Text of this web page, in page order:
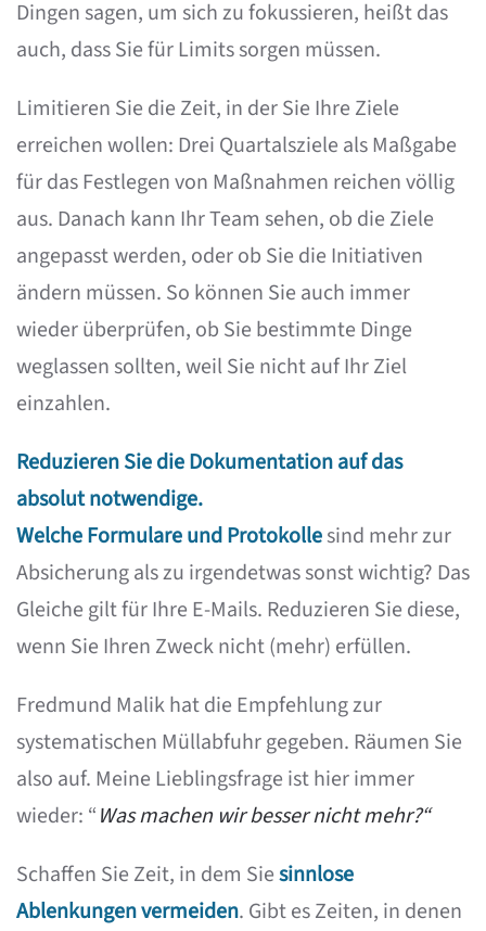
Dingen sagen, um sich zu fokussieren, heißt das
auch, dass Sie für Limits sorgen müssen.
Limitieren Sie die Zeit, in der Sie Ihre Ziele
erreichen wollen: Drei Quartalsziele als Maßgabe
für das Festlegen von Maßnahmen reichen völlig
aus. Danach kann Ihr Team sehen, ob die Ziele
angepasst werden, oder ob Sie die Initiativen
ändern müssen. So können Sie auch immer
wieder überprüfen, ob Sie bestimmte Dinge
weglassen sollten, weil Sie nicht auf Ihr Ziel
einzahlen.
Reduzieren Sie die Dokumentation auf das
absolut notwendige.
Welche Formulare und Protokollesind mehr zur
Absicherung als zu irgendetwas sonst wichtig? Das
Gleiche gilt für Ihre E-Mails. Reduzieren Sie diese,
wenn Sie Ihren Zweck nicht (mehr) erfüllen.
Fredmund Malik hat die Empfehlung zur
systematischen Müllabfuhr gegeben. Räumen Sie
also auf. Meine Lieblingsfrage ist hier immer
wieder: “Was machen wir besser nicht mehr?“
Schaffen Sie Zeit, in dem Siesinnlose
Ablenkungen vermeiden. Gibt es Zeiten, in denen